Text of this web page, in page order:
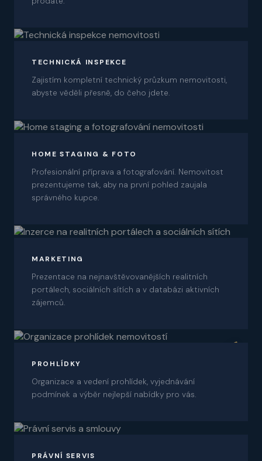
TECHNICKÁ INSPEKCE
Zajistím kompletní technický průzkum nemovitosti,
abyste věděli přesně, do čeho jdete.
HOME STAGING & FOTO
Profesionální příprava a fotografování. Nemovitost
prezentujeme tak, aby na první pohled zaujala
správného kupce.
MARKETING
Prezentace na nejnavštěvovanějších realitních
portálech, sociálních sítích a v databázi aktivních
zájemců.
06
PROHLÍDKY
Organizace a vedení prohlídek, vyjednávání
podmínek a výběr nejlepší nabídky pro vás.
PRÁVNÍ SERVIS